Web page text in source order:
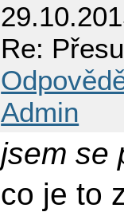
Re:
Admin
jsem se
co je to